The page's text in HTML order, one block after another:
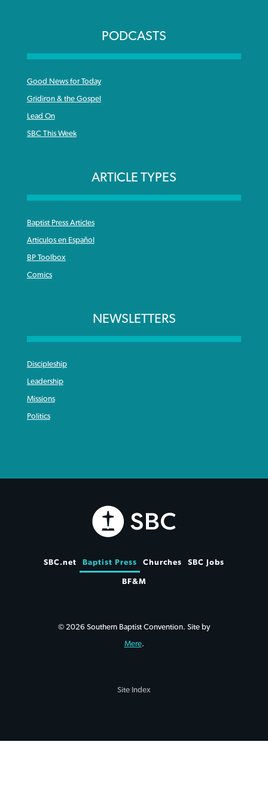
PODCASTS
Good News for Today
Gridiron & the Gospel
Lead On
SBC This Week
ARTICLE TYPES
Baptist Press Articles
Articulos en Español
BP Toolbox
Comics
NEWSLETTERS
Discipleship
Leadership
Missions
Politics
SBC.net Baptist Press Churches SBC Jobs
BF&M
© 2026 Southern Baptist Convention. Site by
Mere.
Site Index